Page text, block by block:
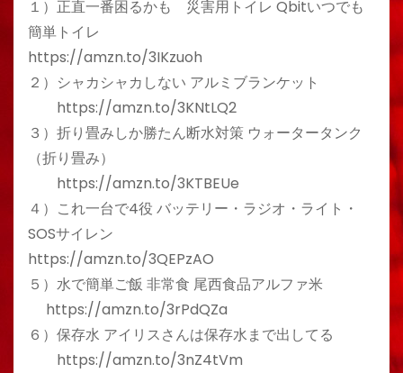
１）正直一番困るかも 災害用トイレ Qbitいつでも
簡単トイレ
https://amzn.to/3IKzuoh
２）シャカシャカしない アルミブランケット
https://amzn.to/3KNtLQ2
３）折り畳みしか勝たん断水対策 ウォータータンク
（折り畳み）
https://amzn.to/3KTBEUe
４）これ一台で4役 バッテリー・ラジオ・ライト・
SOSサイレン
https://amzn.to/3QEPzAO
５）水で簡単ご飯 非常食 尾西食品アルファ米
https://amzn.to/3rPdQZa
６）保存水 アイリスさんは保存水まで出してる
https://amzn.to/3nZ4tVm